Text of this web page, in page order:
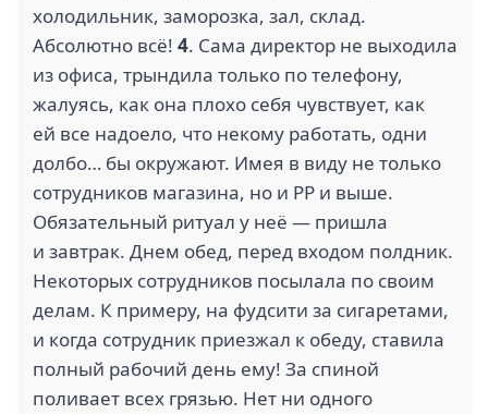
холодильник, заморозка, зал, склад.
Абсолютно всё! 4. Сама директор не выходила
из офиса, трындила только по телефону,
жалуясь, как она плохо себя чувствует, как
ей все надоело, что некому работать, одни
долбо… бы окружают. Имея в виду не только
сотрудников магазина, но и РР и выше.
Обязательный ритуал у неё — пришла
и завтрак. Днем обед, перед входом полдник.
Некоторых сотрудников посылала по своим
делам. К примеру, на фудсити за сигаретами,
и когда сотрудник приезжал к обеду, ставила
полный рабочий день ему! За спиной
поливает всех грязью. Нет ни одного